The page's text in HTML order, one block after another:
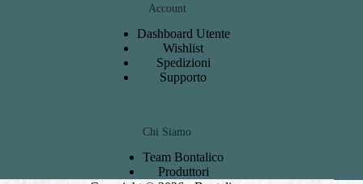
Account
Dashboard Utente
Wishlist
Spedizioni
Supporto
Chi Siamo
Team Bontalico
Produttori